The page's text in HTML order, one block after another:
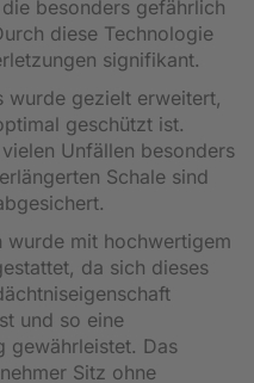
besonders gefährlich
diese Technologie
signifikant.
wurde gezielt erweitert,
geschützt ist.
Unfällen besonders
Schale sind
wurde mit hochwertigem
da sich dieses
und so eine
gewährleistet. Das
Sitz ohne